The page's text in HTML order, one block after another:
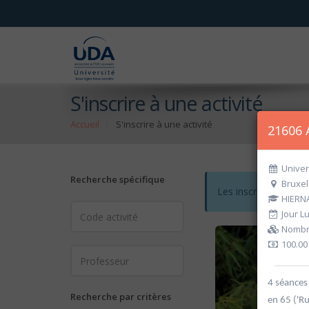
S'inscrire à une activité
Accueil S'inscrire à une activité
Recherche spécifique
Recherche par critères
Les inscriptions
21606
Jour
4
en 65